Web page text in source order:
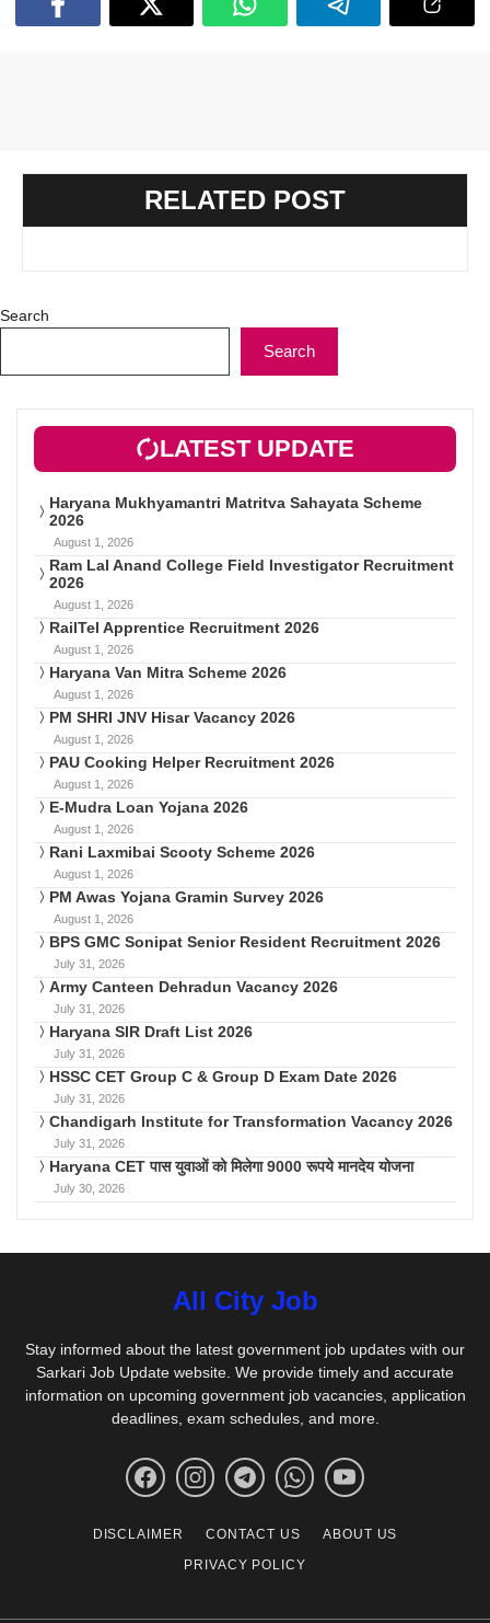
RELATED POST
Search
Search
LATEST UPDATE
Haryana Mukhyamantri Matritva Sahayata Scheme
2026
August 1, 2026
Ram Lal Anand College Field Investigator Recruitment
2026
August 1, 2026
RailTel Apprentice Recruitment 2026
August 1, 2026
Haryana Van Mitra Scheme 2026
August 1, 2026
PM SHRI JNV Hisar Vacancy 2026
August 1, 2026
PAU Cooking Helper Recruitment 2026
August 1, 2026
E-Mudra Loan Yojana 2026
August 1, 2026
Rani Laxmibai Scooty Scheme 2026
August 1, 2026
PM Awas Yojana Gramin Survey 2026
August 1, 2026
BPS GMC Sonipat Senior Resident Recruitment 2026
July 31, 2026
Army Canteen Dehradun Vacancy 2026
July 31, 2026
Haryana SIR Draft List 2026
July 31, 2026
HSSC CET Group C & Group D Exam Date 2026
July 31, 2026
Chandigarh Institute for Transformation Vacancy 2026
July 31, 2026
Haryana CET पास युवाओं को मिलेगा 9000 रूपये मानदेय योजना
July 30, 2026
All City Job
Stay informed about the latest government job updates with our
Sarkari Job Update website. We provide timely and accurate
information on upcoming government job vacancies, application
deadlines, exam schedules, and more.
DISCLAIMER CONTACT US
ABOUT US
PRIVACY POLICY